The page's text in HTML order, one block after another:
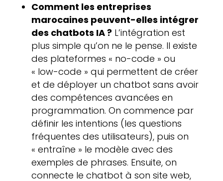
Comment les entreprises
marocaines peuvent-elles intégrer
des chatbots IA ?L’intégration est
plus simple qu’on ne le pense. Il existe
des plateformes « no-code » ou
« low-code » qui permettent de créer
et de déployer un chatbot sans avoir
des compétences avancées en
programmation. On commence par
définir les intentions (les questions
fréquentes des utilisateurs), puis on
« entraîne » le modèle avec des
exemples de phrases. Ensuite, on
connecte le chatbot à son site web,